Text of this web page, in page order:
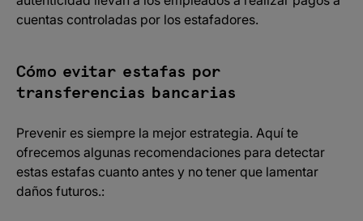
cuentas controladas por los estafadores.
Cómo evitar estafas por
transferencias bancarias
Prevenir es siempre la mejor estrategia. Aquí te
ofrecemos algunas recomendaciones para detectar
estas estafas cuanto antes y no tener que lamentar
daños futuros.: